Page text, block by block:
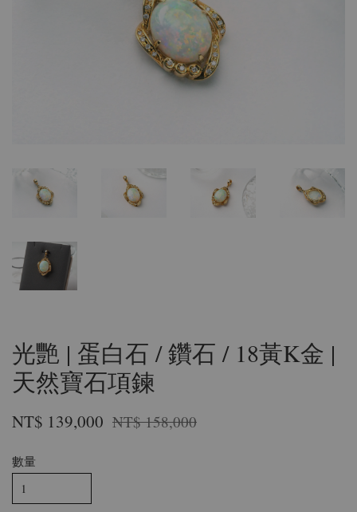
光艷 | 蛋白石 / 鑽石 / 18黃K金 |
天然寶石項鍊
NT$ 139,000 NT$ 158,000
數量